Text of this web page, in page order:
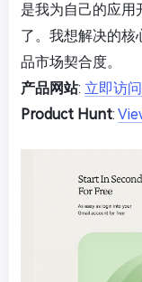
是我为自己的应用
了。我想解决的核
品市场契合度。
产品网站: 立即访问
Product Hunt: